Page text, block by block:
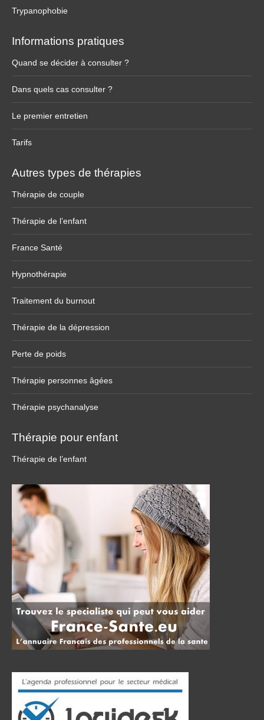
Trypanophobie
Informations pratiques
Quand se décider à consulter ?
Dans quels cas consulter ?
Le premier entretien
Tarifs
Autres types de thérapies
Thérapie de couple
Thérapie de l’enfant
France Santé
Hypnothérapie
Traitement du burnout
Thérapie de la dépression
Perte de poids
Thérapie personnes âgées
Thérapie psychanalyse
Thérapie pour enfant
Thérapie de l’enfant